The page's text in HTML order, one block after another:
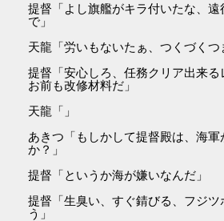
提督「よし旗艦がキラ付いたな、
で」
天龍「労いもないたぁ、つくづくつ
提督「安心しろ、任務クリア出来
お前も改修材料だ」
天龍「」
あきつ「もしかして提督殿は、海
か？」
提督「というか海が嫌いなんだ」
提督「生臭い、すぐ錆びる、フジ
う」